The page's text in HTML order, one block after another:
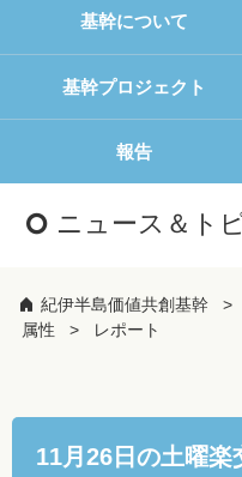
基幹について
基幹プロジェクト
報告
ニュース＆ト
紀伊半島価値共創基幹
属性
レポート
11月26日の土曜楽